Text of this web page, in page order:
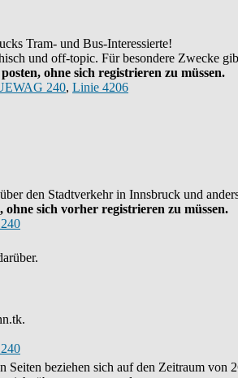
Tram- und Bus-Interessierte!
und off-topic. Für besondere Zwecke
ohne sich registrieren zu müssen.
240, Linie 4206
den Stadtverkehr in Innsbruck und
sich vorher registrieren zu müssen.
beziehen sich auf den Zeitraum von